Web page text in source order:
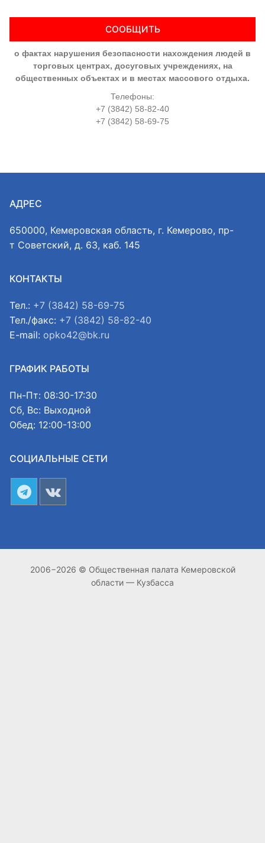
СООБЩИТЬ
о фактах нарушения безопасности нахождения людей в
торговых центрах, досуговых учреждениях, на
общественных объектах и в местах массового отдыха.
Телефоны:
+7 (3842) 58-82-40
+7 (3842) 58-69-75
АДРЕС
650000, Кемеровская область, г. Кемерово, пр-
т Советский, д. 63, каб. 145
КОНТАКТЫ
Тел.: +7 (3842) 58-69-75
Тел./факс: +7 (3842) 58-82-40
E-mail: opko42@bk.ru
ГРАФИК РАБОТЫ
Пн-Пт: 08:30-17:30
Сб, Вс: Выходной
Обед: 12:00-13:00
СОЦИАЛЬНЫЕ СЕТИ
2006−2026 © Общественная палата Кемеровской
области — Кузбасса